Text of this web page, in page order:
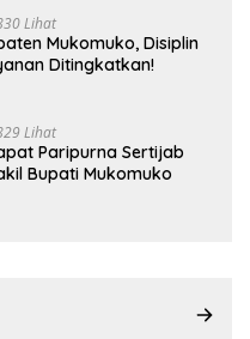
Lihat
Mukomuko, Disiplin
Ditingkatkan!
Lihat
Paripurna Sertijab
Bupati Mukomuko